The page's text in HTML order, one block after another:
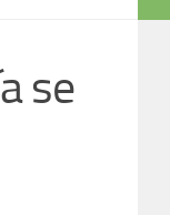
se